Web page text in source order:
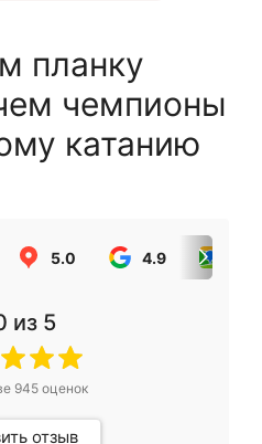
планку
чемпионы
катанию
5.0 4.9
из 5
945оценок
отзыв